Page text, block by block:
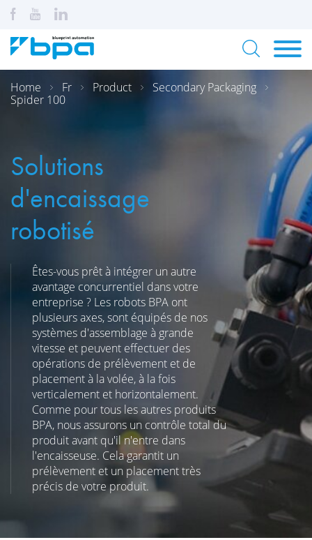
Home Fr Product
Secondary Packaging
Spider 100
Solutions
d'encaissage
robotisé
Êtes-vous prêt à intégrer un autre
avantage concurrentiel dans votre
entreprise ? Les robots BPA ont
plusieurs axes, sont équipés de nos
systèmes d'assemblage à grande
vitesse et peuvent effectuer des
opérations de prélèvement et de
placement à la volée, à la fois
verticalement et horizontalement.
Comme pour tous les autres produits
BPA, nous assurons un contrôle total du
produit avant qu'il n'entre dans
l'encaisseuse. Cela garantit un
prélèvement et un placement très
précis de votre produit.